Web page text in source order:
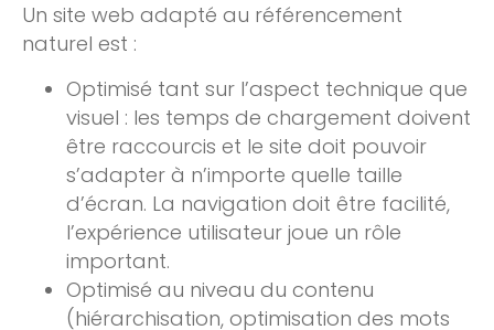
Un site web adapté au référencement
naturel est :
Optimisé tant sur l’aspect technique que
visuel : les temps de chargement doivent
être raccourcis et le site doit pouvoir
s’adapter à n’importe quelle taille
d’écran. La navigation doit être facilité,
l’expérience utilisateur joue un rôle
important.
Optimisé au niveau du contenu
(hiérarchisation, optimisation des mots